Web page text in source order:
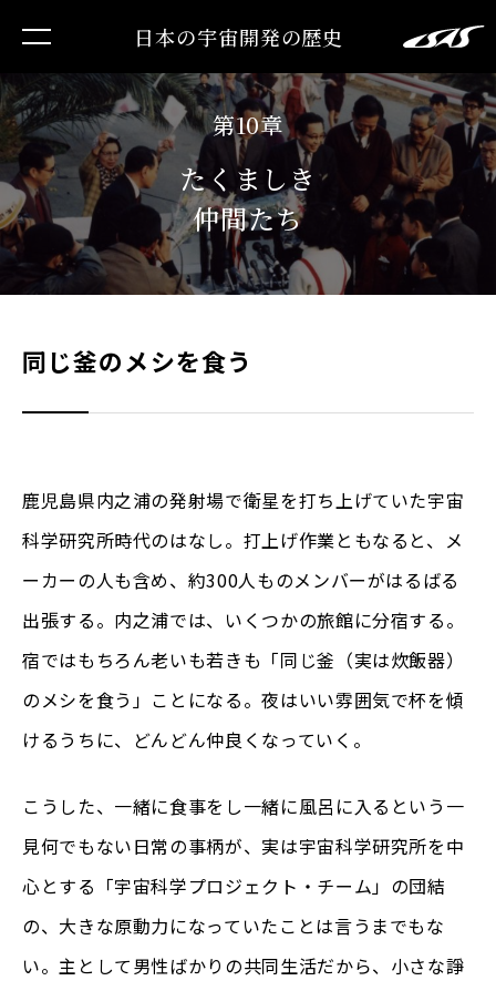
日本の宇宙開発の歴史
第10章
たくましき
仲間たち
同じ釜のメシを食う
鹿児島県内之浦の発射場で衛星を打ち上げていた宇宙
科学研究所時代のはなし。打上げ作業ともなると、メ
ーカーの人も含め、約300人ものメンバーがはるばる
出張する。内之浦では、いくつかの旅館に分宿する。
宿ではもちろん老いも若きも「同じ釜（実は炊飯器）
のメシを食う」ことになる。夜はいい雰囲気で杯を傾
けるうちに、どんどん仲良くなっていく。
こうした、一緒に食事をし一緒に風呂に入るという一
見何でもない日常の事柄が、実は宇宙科学研究所を中
心とする「宇宙科学プロジェクト・チーム」の団結
の、大きな原動力になっていたことは言うまでもな
い。主として男性ばかりの共同生活だから、小さな諍